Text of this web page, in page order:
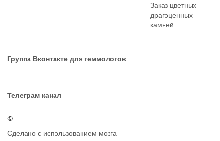
Заказ цветных
драгоценных
камней
Группа Вконтакте для геммологов
Телеграм канал
©
Сделано с использованием мозга